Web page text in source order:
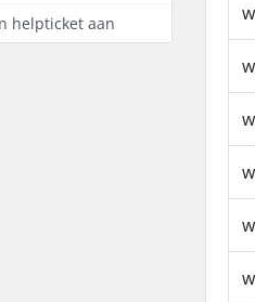
helpticket aan